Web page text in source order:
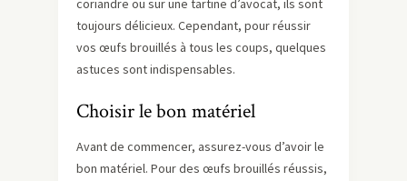
coriandre ou sur une tartine d’avocat, ils sont
toujours délicieux. Cependant, pour réussir
vos œufs brouillés à tous les coups, quelques
astuces sont indispensables.
Choisir le bon matériel
Avant de commencer, assurez-vous d’avoir le
bon matériel. Pour des œufs brouillés réussis,